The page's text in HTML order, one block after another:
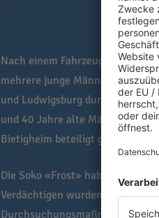
Nach einem Fahrzeugbrand in
mehrere junge Männer
und Ludwigsburg durchsucht,
und 40 Jahre alte Männer in
Bietigheim beteiligt gewesen zu
Die Soko «Frost» habe
Verdächtigen wurden
Durchsuchungsmaßnahmen